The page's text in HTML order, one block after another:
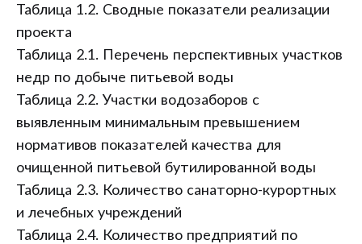
Таблица 1.2. Сводные показатели реализации
проекта
Таблица 2.1. Перечень перспективных участков
недр по добыче питьевой воды
Таблица 2.2. Участки водозаборов с
выявленным минимальным превышением
нормативов показателей качества для
очищенной питьевой бутилированной воды
Таблица 2.3. Количество санаторно-курортных
и лечебных учреждений
Таблица 2.4. Количество предприятий по